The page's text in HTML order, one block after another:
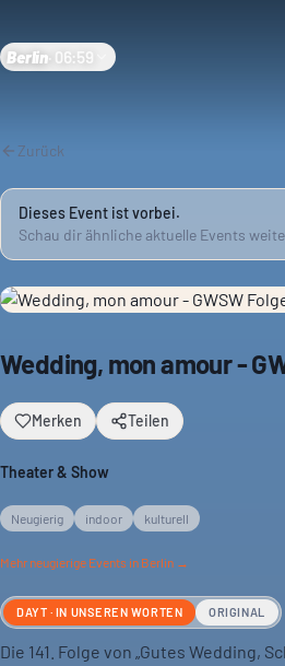
Berlin 06:59
Zurück
Dieses Event ist vorbei.
Schau dir ähnliche aktuelle Events
Wedding, mon amour -
Merken Teilen
Theater & Show
Neugierig indoor kulturell
Mehr neugierige Events in Berlin →
DAYT · IN UNSEREN WORTEN ORIGINAL
Die 141. Folge von „Gutes Wedding,